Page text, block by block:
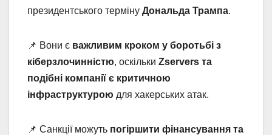
президентського терміну Дональда Трампа.
📌 Вони є важливим кроком у боротьбі з
кіберзлочинністю, оскільки Zservers та
подібні компанії є критичною
інфраструктурою для хакерських атак.
📌 Санкції можуть погіршити фінансування та